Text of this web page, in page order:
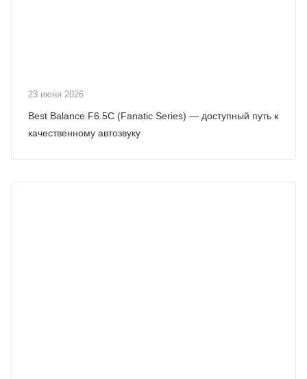
23 июня 2026
Best Balance F6.5C (Fanatic Series) — доступный путь к
качественному автозвуку